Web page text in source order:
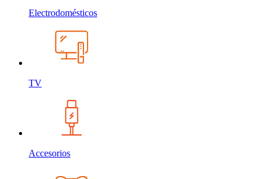
Electrodomésticos
TV
Accesorios